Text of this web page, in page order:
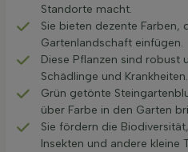
Standorte macht.
Sie bieten dezente Farben,
Gartenlandschaft einfügen.
Diese Pflanzen sind robust
Schädlinge und Krankheiten.
Grün getönte
über Farbe in den Garten
Sie fördern die
Insekten und andere kleine